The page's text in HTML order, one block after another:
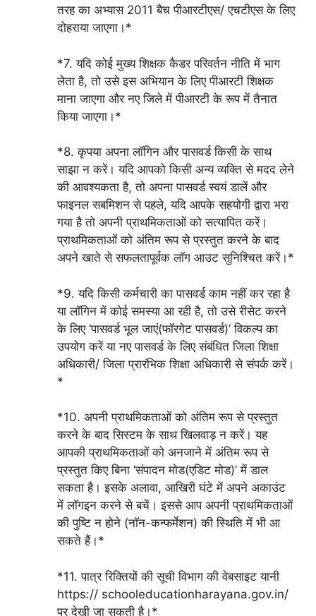
तरह का अभ्यास 2011 बैच पीआरटीएस/ एचटीएस के लिए
दोहराया जाएगा।*
*7. यदि कोई मुख्य शिक्षक कैडर परिवर्तन नीति में भाग
लेता है, तो उसे इस अभियान के लिए पीआरटी शिक्षक
माना जाएगा और नए जिले में पीआरटी के रूप में तैनात
किया जाएगा।*
*8. कृपया अपना लॉगिन और पासवर्ड किसी के साथ
साझा न करें। यदि आपको किसी अन्य व्यक्ति से मदद लेने
की आवश्यकता है, तो अपना पासवर्ड स्वयं डालें और
फाइनल सबमिशन से पहले, यदि आपके सहयोगी द्वारा भरा
गया है तो अपनी प्राथमिकताओं को सत्यापित करें।
प्राथमिकताओं को अंतिम रूप से प्रस्तुत करने के बाद
अपने खाते से सफलतापूर्वक लॉग आउट सुनिश्चित करें।*
*9. यदि किसी कर्मचारी का पासवर्ड काम नहीं कर रहा है
या लॉगिन में कोई समस्या आ रही है, तो उसे रीसेट करने
के लिए ‘पासवर्ड भूल जाएं(फॉरगेट पासवर्ड)’ विकल्प का
उपयोग करें या नए पासवर्ड के लिए संबंधित जिला शिक्षा
अधिकारी/ जिला प्रारंभिक शिक्षा अधिकारी से संपर्क करें।
*
*10. अपनी प्राथमिकताओं को अंतिम रूप से प्रस्तुत
करने के बाद सिस्टम के साथ खिलवाड़ न करें। यह
आपकी प्राथमिकताओं को अनजाने में अंतिम रूप से
प्रस्तुत किए बिना ‘संपादन मोड(एडिट मोड)’ में डाल
सकता है। इसके अलावा, आखिरी घंटे में अपने अकाउंट
में लॉगइन करने से बचें। इससे आप अपनी प्राथमिकताओं
की पुष्टि न होने (नॉन-कन्फर्मेशन) की स्थिति में भी आ
सकते हैं।*
*11. पात्र रिक्तियों की सूची विभाग की वेबसाइट यानी
https:// schooleducationharayana.gov.in/
पर देखी जा सकती है।*